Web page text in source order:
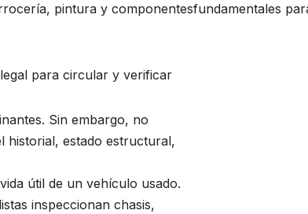
pintura y componentesfundamentales
para circular y verificar
Sin embargo, no
historial, estado estructural,
útil de un vehículo usado.
inspeccionan chasis,